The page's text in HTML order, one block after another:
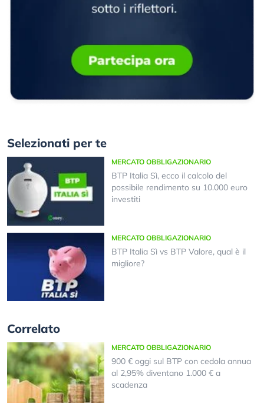
Selezionati per te
MERCATO OBBLIGAZIONARIO
BTP Italia Sì, ecco il calcolo del
possibile rendimento su 10.000 euro
investiti
MERCATO OBBLIGAZIONARIO
BTP Italia Sì vs BTP Valore, qual è il
migliore?
Correlato
MERCATO OBBLIGAZIONARIO
900 € oggi sul BTP con cedola annua
al 2,95% diventano 1.000 € a
scadenza